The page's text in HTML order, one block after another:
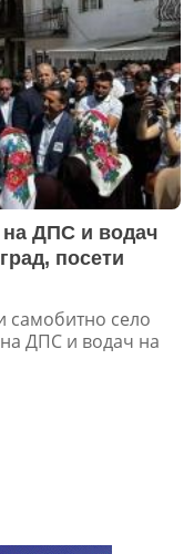
на ДПС и водач
посети
самобитно село
ДПС и водач на